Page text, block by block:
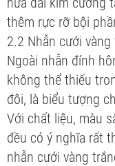
thêm rực rỡ bội
2.2 Nhẫn cưới
Ngoài nhẫn đính
không thể thiếu
đôi, là biểu tượng
Với chất liệu, màu
đều có ý nghĩa rất
nhẫn cưới vàng